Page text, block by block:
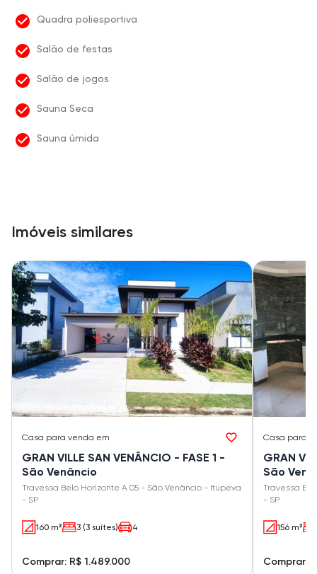
Quadra poliesportiva
Salão de festas
Salão de jogos
Sauna Seca
Sauna úmida
Imóveis similares
Casa para venda em
GRAN VILLE SAN VENÂNCIO - FASE 1 -
São Venâncio
Travessa Belo Horizonte A 05 - São Venâncio - Itupeva
- SP
160 m² 3 (3 suítes) 4
Comprar: R$ 1.489.000
Casa para
GRAN
São
Travessa
- SP
156 m²
Comprar: